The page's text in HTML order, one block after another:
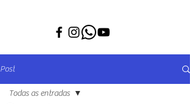
Post
Todas as entradas